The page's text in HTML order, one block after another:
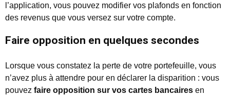
l’application, vous pouvez modifier vos plafonds en fonction
des revenus que vous versez sur votre compte.
Faire opposition en quelques secondes
Lorsque vous constatez la perte de votre portefeuille, vous
n’avez plus à attendre pour en déclarer la disparition : vous
pouvez faire opposition sur vos cartes bancaires en